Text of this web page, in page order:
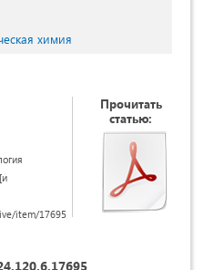
химия
item/17695
Прочитать
статью: